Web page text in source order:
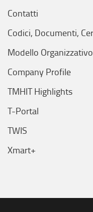
Contatti
Codici, Documenti,
Modello Organizzativo
Company Profile
TMHIT Highlights
T-Portal
TWIS
Xmart+